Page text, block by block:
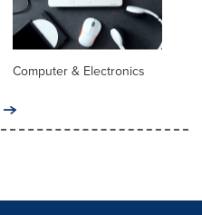
Computer & Electronics